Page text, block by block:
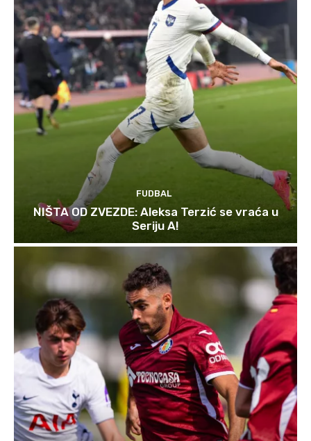
FUDBAL
NIŠTA OD ZVEZDE: Aleksa Terzić se vraća u
Seriju A!